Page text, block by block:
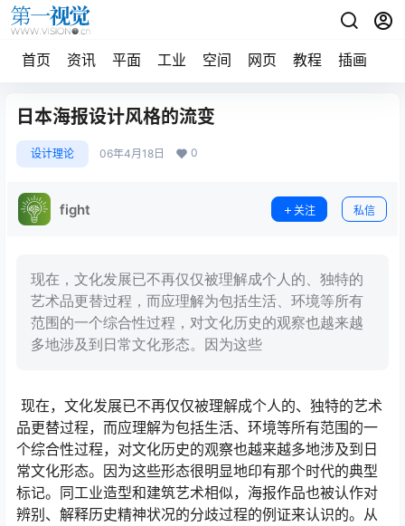
首页 资讯 平面 工业 空间 网页 教程 插画
日本海报设计风格的流变
设计理论 06年4月18日 0
fight 关注 私信
现在，文化发展已不再仅仅被理解成个人的、独特的
艺术品更替过程，而应理解为包括生活、环境等所有
范围的一个综合性过程，对文化历史的观察也越来越
多地涉及到日常文化形态。因为这些
现在，文化发展已不再仅仅被理解成个人的、独特的艺术
品更替过程，而应理解为包括生活、环境等所有范围的一
个综合性过程，对文化历史的观察也越来越多地涉及到日
常文化形态。因为这些形态很明显地印有那个时代的典型
标记。同工业造型和建筑艺术相似，海报作品也被认作对
辨别、解释历史精神状况的分歧过程的例证来认识的。从